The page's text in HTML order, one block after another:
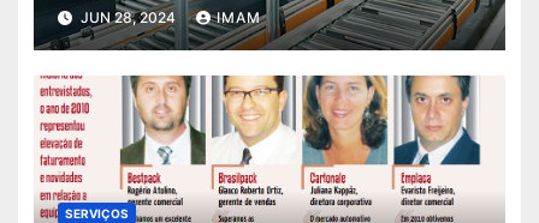
JUN 28, 2024 IMAM
SERVIÇOS